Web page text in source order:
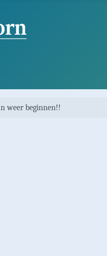
weer beginnen!!